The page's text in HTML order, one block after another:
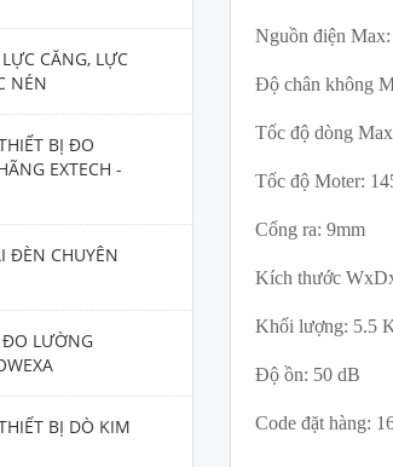
CĂNG, LỰC
NÉN
BỊ ĐO
EXTECH -
ĐÈN CHUYÊN
ĐO LƯỜNG
BỊ DÒ KIM
Nguồn điện
Độ chân không
Tốc độ dòng
Tốc độ Moter:
Cổng ra: 9mm
Kích thước
Khối lượng: 5.5
Độ ồn: 50 dB
Code đặt hàng: